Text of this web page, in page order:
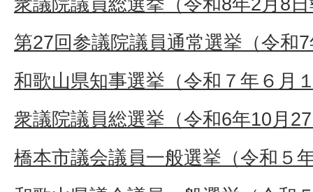
第27回参議院議員通常選挙（令和
和歌山県知事選挙（令和７年６月
衆議院議員総選挙（令和6年10月
橋本市議会議員一般選挙（令和５